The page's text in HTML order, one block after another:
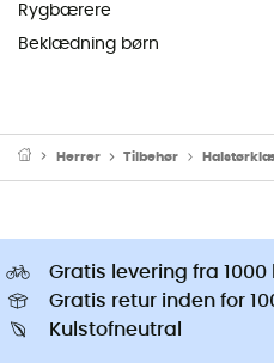
Rygbærere
Beklædning børn
Herrer Tilbehør
Gratis levering fra 1000
Gratis retur inden for
Kulstofneutral